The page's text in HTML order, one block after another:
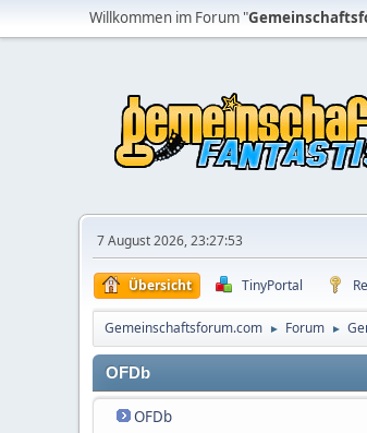
Willkommen im Forum "
7 August 2026, 23:27:53
Übersicht TinyPortal
Gemeinschaftsforum.com ► Forum ►
OFDb
OFDb